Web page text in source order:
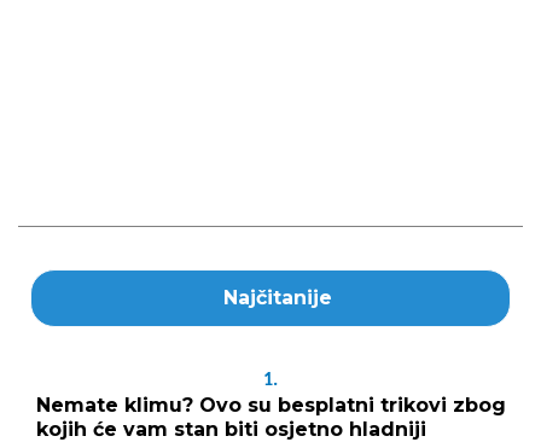
Najčitanije
1.
Nemate klimu? Ovo su besplatni trikovi zbog
kojih će vam stan biti osjetno hladniji